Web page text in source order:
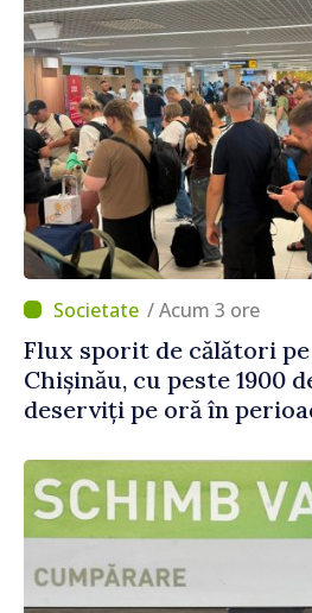
/ Acum 3 ore
Flux sporit de călători
Chișinău, cu peste 1900
deserviți pe oră în